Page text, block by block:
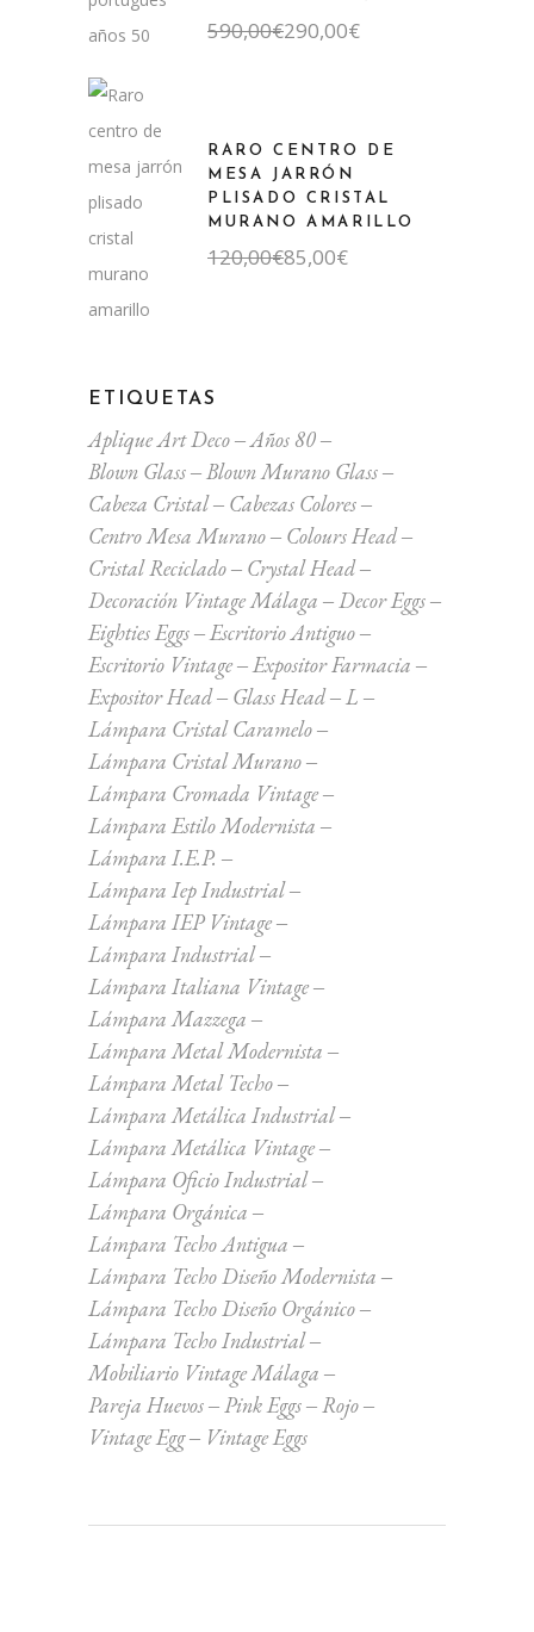
590,00€
El
precio
290,00€
El
precio
RARO CENTRO DE
MESA JARRÓN
PLISADO CRISTAL
MURANO AMARILLO
120,00€
El
precio
85,00€
El
precio
ETIQUETAS
Aplique Art Deco
Años 80
Blown Glass
Blown Murano Glass
Cabeza Cristal
Cabezas Colores
Centro Mesa Murano
Colours Head
Cristal Reciclado
Crystal Head
Decoración Vintage Málaga
Decor Eggs
Eighties Eggs
Escritorio Antiguo
Escritorio Vintage
Expositor Farmacia
Expositor Head
Glass Head
L
Lámpara Cristal Caramelo
Lámpara Cristal Murano
Lámpara Cromada Vintage
Lámpara Estilo Modernista
Lámpara I.E.P.
Lámpara Iep Industrial
Lámpara IEP Vintage
Lámpara Industrial
Lámpara Italiana Vintage
Lámpara Mazzega
Lámpara Metal Modernista
Lámpara Metal Techo
Lámpara Metálica Industrial
Lámpara Metálica Vintage
Lámpara Oficio Industrial
Lámpara Orgánica
Lámpara Techo Antigua
Lámpara Techo Diseño Modernista
Lámpara Techo Diseño Orgánico
Lámpara Techo Industrial
Mobiliario Vintage Málaga
Pareja Huevos
Pink Eggs
Rojo
Vintage Egg
Vintage Eggs